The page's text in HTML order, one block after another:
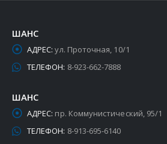
ШАНС
АДРЕС: ул. Проточная, 10/1
ТЕЛЕФОН: 8-923-662-7888
ШАНС
АДРЕС: пр. Коммунистический, 95/1
ТЕЛЕФОН: 8-913-695-6140